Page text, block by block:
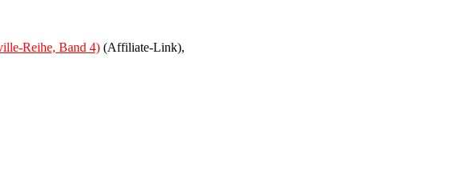
Reihe, Band 4) (Affiliate-Link),